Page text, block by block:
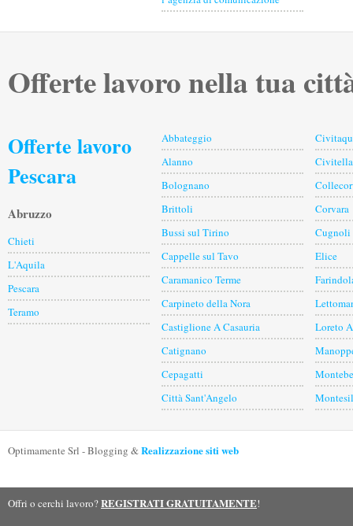
Offerte lavoro nella tua
Offerte lavoro
Pescara
Abruzzo
Chieti
L'Aquila
Pescara
Teramo
Abbateggio
Alanno
Bolognano
Brittoli
Bussi sul Tirino
Cappelle sul Tavo
Caramanico Terme
Carpineto della Nora
Castiglione A Casauria
Catignano
Cepagatti
Città Sant'Angelo
Civitella
Corvara
Cugnoli
Elice
Loreto
Optimamente Srl - Blogging &Realizzazione siti web
Offri o cerchi lavoro?REGISTRATI GRATUITAMENTE!